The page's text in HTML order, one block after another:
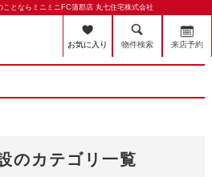
とならミニミニFC蒲郡店 丸七住宅株式会社
お気に入り 物件検索 来店予約
のカテゴリ一覧